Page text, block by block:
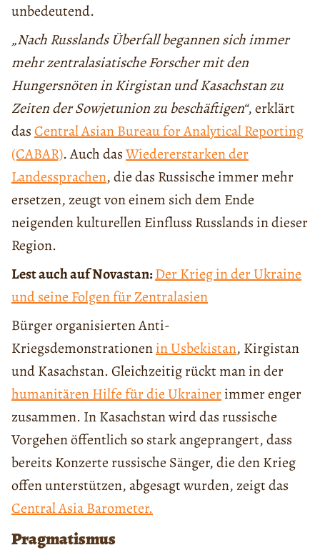
unbedeutend.
„Nach Russlands Überfall begannen sich immer
mehr zentralasiatische Forscher mit den
Hungersnöten in Kirgistan und Kasachstan zu
Zeiten der Sowjetunion zu beschäftigen“, erklärt
dasCentral Asian Bureau for Analytical Reporting
(CABAR). Auch dasWiedererstarken der
Landessprachen, die das Russische immer mehr
ersetzen, zeugt von einem sich dem Ende
neigenden kulturellen Einfluss Russlands in dieser
Region.
Lest auch auf Novastan:Der Krieg in der Ukraine
und seine Folgen für Zentralasien
Bürger organisierten Anti-
KriegsdemonstrationeninUsbekistan, Kirgistan
und Kasachstan. Gleichzeitig rückt man in der
humanitärenHilfe für die Ukrainerimmer enger
zusammen. In Kasachstan wird das russische
Vorgehen öffentlich so stark angeprangert, dass
bereits Konzerte russische Sänger, die den Krieg
offen unterstützen, abgesagt wurden, zeigt das
Central Asia Barometer.
Pragmatismus